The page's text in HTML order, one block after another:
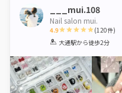
___mui.108
Nail salon mui.
4.9
1 2 3 4 5
(120件)
大通駅から徒歩2分